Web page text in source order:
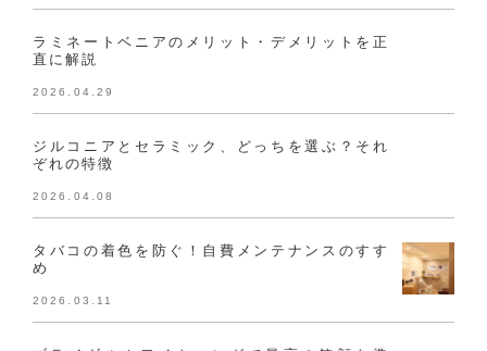
ラミネートベニアのメリット・デメリットを正
直に解説
2026.04.29
ジルコニアとセラミック、どっちを選ぶ？それ
ぞれの特徴
2026.04.08
タバコの着色を防ぐ！自費メンテナンスのすす
め
2026.03.11